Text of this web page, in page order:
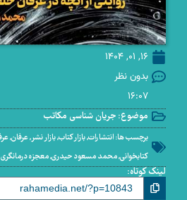
16, 01, 1404
بدون نظر
16:07
موضوع: جریان شناسی مکاتب
برچسب ها:انتشارات,بازار کتاب,بازار نشر,عرفان,
کتابخوانی,محمد مسعود حیدری,معجزه درمانگری
لینک کوتاه: